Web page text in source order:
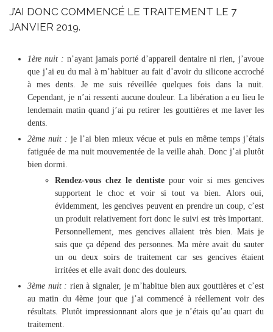
J’AI DONC COMMENCÉ LE TRAITEMENT LE 7
JANVIER 2019.
1ère nuit : n’ayant jamais porté d’appareil dentaire ni rien, j’avoue
que j’ai eu du mal à m’habituer au fait d’avoir du silicone accroché
à mes dents. Je me suis réveillée quelques fois dans la nuit.
Cependant, je n’ai ressenti aucune douleur. La libération a eu lieu le
lendemain matin quand j’ai pu retirer les gouttières et me laver les
dents.
2ème nuit : je l’ai bien mieux vécue et puis en même temps j’étais
fatiguée de ma nuit mouvementée de la veille ahah. Donc j’ai plutôt
bien dormi.
Rendez-vous chez le dentiste pour voir si mes gencives
supportent le choc et voir si tout va bien. Alors oui,
évidemment, les gencives peuvent en prendre un coup, c’est
un produit relativement fort donc le suivi est très important.
Personnellement, mes gencives allaient très bien. Mais je
sais que ça dépend des personnes. Ma mère avait du sauter
un ou deux soirs de traitement car ses gencives étaient
irritées et elle avait donc des douleurs.
3ème nuit : rien à signaler, je m’habitue bien aux gouttières et c’est
au matin du 4ème jour que j’ai commencé à réellement voir des
résultats. Plutôt impressionnant alors que je n’étais qu’au quart du
traitement.